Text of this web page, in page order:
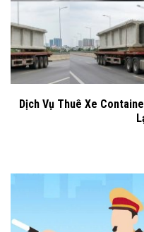
Dịch Vụ Thuê Xe